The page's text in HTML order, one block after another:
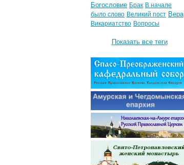
Богословие Брак В начале
было слово Великий пост Вера
Викариатство Вопросы
Показать все теги